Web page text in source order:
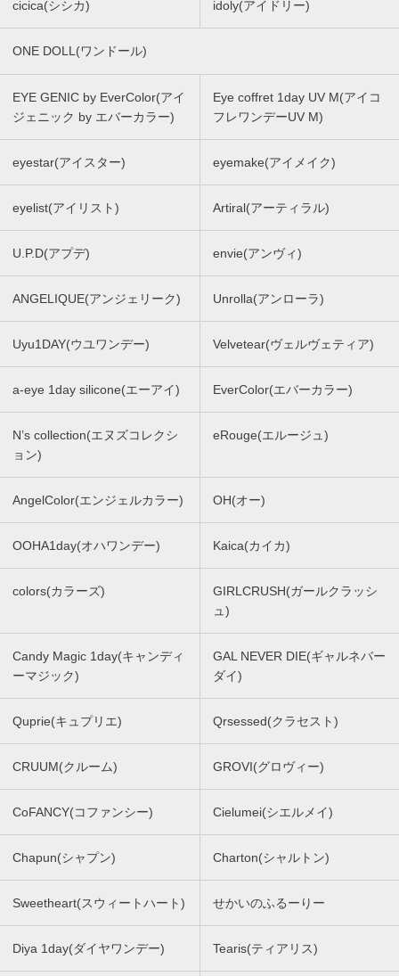
cicica(シシカ) idoly(アイドリー)
ONE DOLL(ワンドール)
EYE GENIC by EverColor(アイ
ジェニック by エバーカラー)
Eye coffret 1day UV M(アイコ
フレワンデーUV M)
eyestar(アイスター) eyemake(アイメイク)
eyelist(アイリスト) Artiral(アーティラル)
U.P.D(アプデ) envie(アンヴィ)
ANGELIQUE(アンジェリーク) Unrolla(アンローラ)
Uyu1DAY(ウユワンデー) Velvetear(ヴェルヴェティア)
a-eye 1day silicone(エーアイ) EverColor(エバーカラー)
N’s collection(エヌズコレクシ
ョン)
eRouge(エルージュ)
AngelColor(エンジェルカラー) OH(オー)
OOHA1day(オハワンデー) Kaica(カイカ)
colors(カラーズ)
GIRLCRUSH(ガールクラッシ
ュ)
Candy Magic 1day(キャンディ
ーマジック)
GAL NEVER DIE(ギャルネバー
ダイ)
Quprie(キュプリエ) Qrsessed(クラセスト)
CRUUM(クルーム) GROVI(グロヴィー)
CoFANCY(コファンシー) Cielumei(シエルメイ)
Chapun(シャプン) Charton(シャルトン)
Sweetheart(スウィートハート) せかいのふるーりー
Diya 1day(ダイヤワンデー) Tearis(ティアリス)